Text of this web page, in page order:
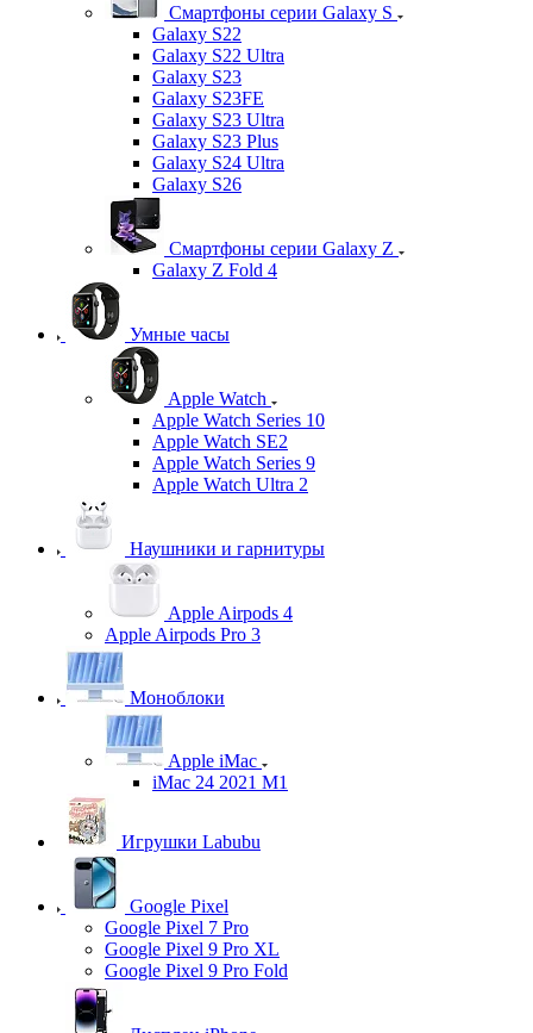
Смартфоны серии Galaxy S
Galaxy S22
Galaxy S22 Ultra
Galaxy S23
Galaxy S23FE
Galaxy S23 Ultra
Galaxy S23 Plus
Galaxy S24 Ultra
Galaxy S26
Смартфоны серии Galaxy Z
Galaxy Z Fold 4
Умные часы
Apple Watch
Apple Watch Series 10
Apple Watch SE2
Apple Watch Series 9
Apple Watch Ultra 2
Наушники и гарнитуры
Apple Airpods 4
Apple Airpods Pro 3
Моноблоки
Apple iMac
iMac 24 2021 M1
Игрушки Labubu
Google Pixel
Google Pixel 7 Pro
Google Pixel 9 Pro XL
Google Pixel 9 Pro Fold